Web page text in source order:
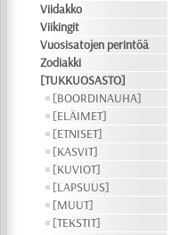
Viidakko
Viikingit
Vuosisatojen perintöä
Zodiakki
[TUKKUOSASTO]
[BOORDINAUHA]
[ELÄIMET]
[ETNISET]
[KASVIT]
[KUVIOT]
[LAPSUUS]
[MUUT]
[TEKSTIT]